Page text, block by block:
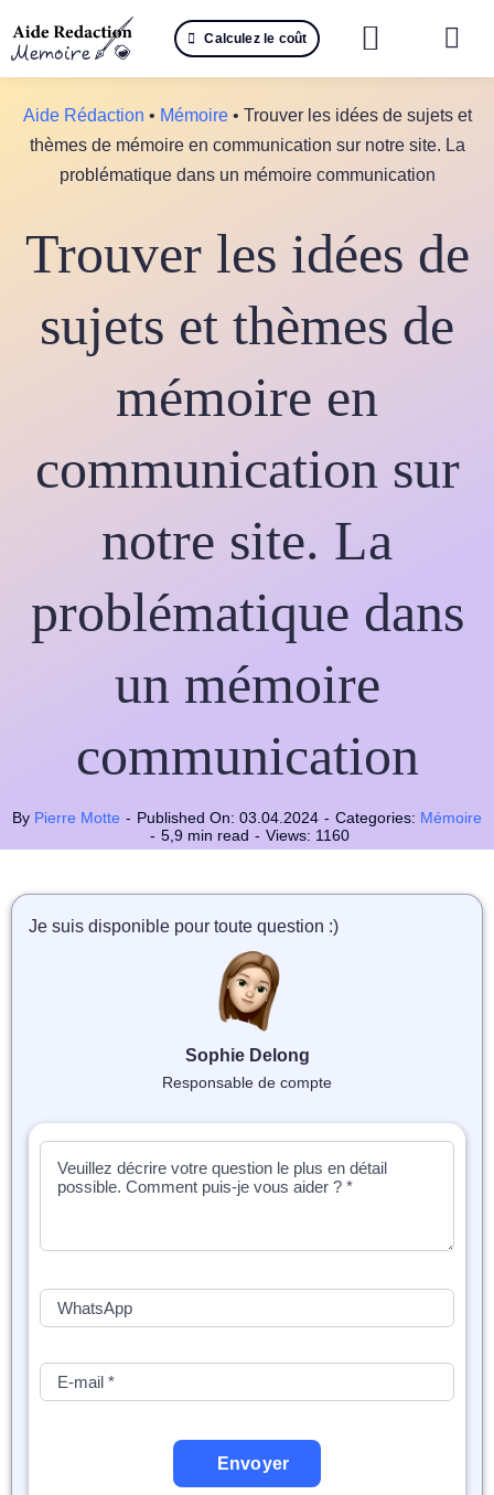
au
contenu
Calculez le coût
📝
📝
💎
⭐️
Aide Rédaction • Mémoire• Trouver les idées de sujets et
thèmes de mémoire en communication sur notre site. La
problématique dans un mémoire communication
Trouver les idées de
sujets et thèmes de
mémoire en
communication sur
notre site. La
problématique dans
un mémoire
communication
By Pierre Motte - Published On: 03.04.2024 - Categories: Mémoire
- 5,9 min read - Views: 1160
Je suis disponible pour toute question :)
Sophie Delong
Responsable de compte
Envoyer